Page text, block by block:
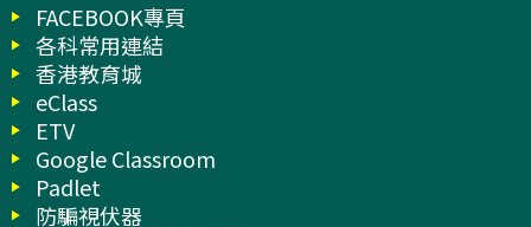
FACEBOOK專頁
各科常用連結
香港教育城
eClass
ETV
Google Classroom
Padlet
防騙視伏器